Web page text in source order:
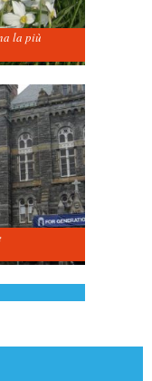
la più